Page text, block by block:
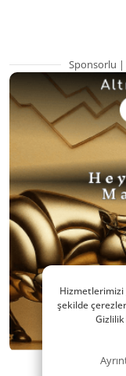
Sponsorlu |
şekilde
Gizlilik